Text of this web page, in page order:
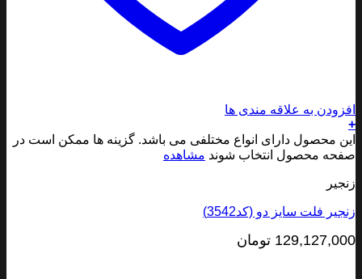
به علاقه مندی ها
محصول دارای انواع مختلفی می باشد. گزینه ها ممکن است در
محصول انتخاب شوندمشاهده
فلت سایز دو (کد3542)
تومان